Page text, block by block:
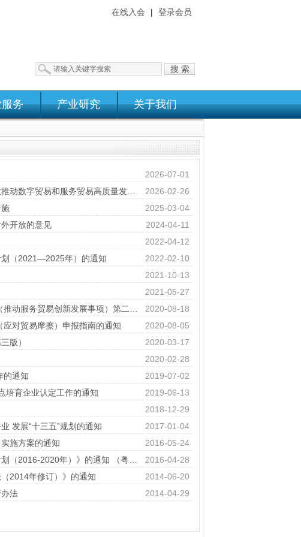
在线入会 | 登录会员
搜 索
务 产业研究 关于我们
2026-07-01
中共广东省委办公厅、广东省人民政府办公厅关于以高水平开放推动数字贸易和服务贸易高质量发展的实施意见
2026-02-26
2025-03-04
开放的意见
2024-04-11
2022-04-12
划（2021—2025年）的通知
2022-02-10
2021-10-13
2021-05-27
2020-08-18
对贸易摩擦）申报指南的通知
2020-08-05
版）
2020-03-17
2020-02-28
的通知
2019-07-02
培育企业认定工作的通知
2019-06-13
2018-12-29
发展“十三五”规划的通知
2017-01-04
施方案的通知
2016-05-24
2016-04-28
2014年修订）》的通知
2014-06-20
法
2014-04-29